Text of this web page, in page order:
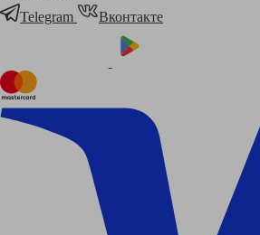
Telegram
Вконтакте